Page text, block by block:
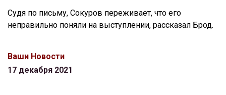
Судя по письму, Сокуров переживает, что его
неправильно поняли на выступлении, рассказал Брод.
Ваши Новости
17 декабря 2021